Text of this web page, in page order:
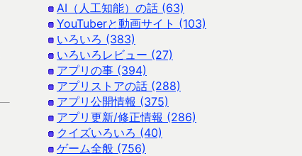
AI（人工知能）の話 (63)
YouTuberと動画サイト (103)
いろいろ (383)
いろいろレビュー (27)
アプリの事 (394)
アプリストアの話 (288)
アプリ公開情報 (375)
アプリ更新/修正情報 (286)
クイズいろいろ (40)
ゲーム全般 (756)